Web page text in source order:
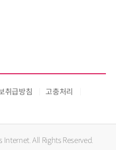
취급방침
고충처리
All Rights Reserved.